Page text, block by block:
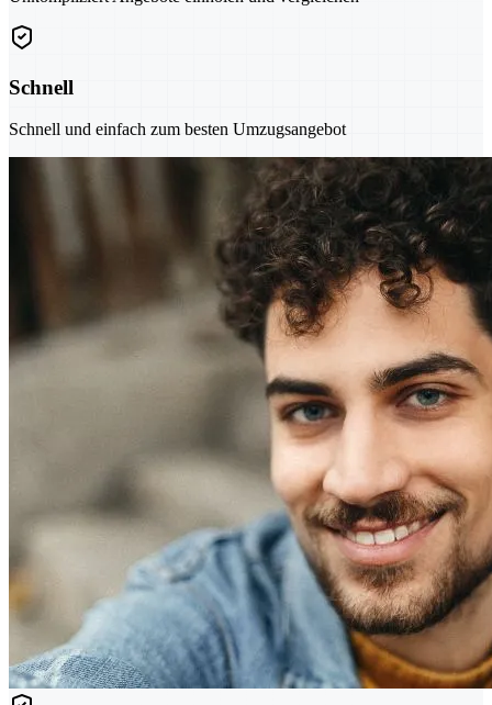
Schnell
Schnell und einfach zum besten Umzugsangebot